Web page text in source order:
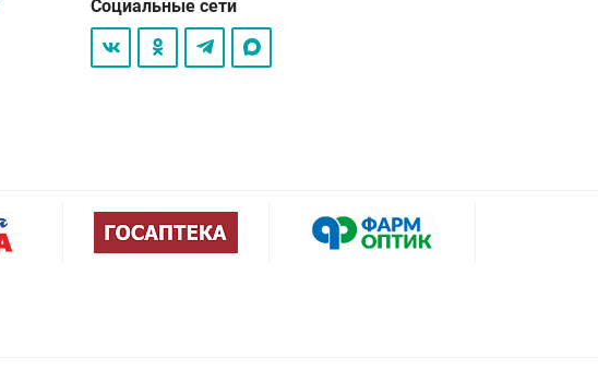
Социальные сети